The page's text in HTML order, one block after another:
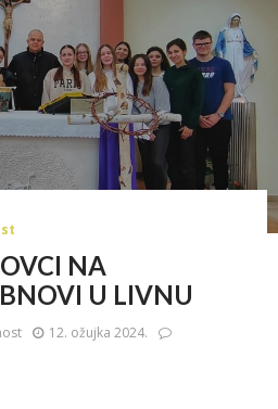
NA
U LIVNU
12. ožujka 2024.